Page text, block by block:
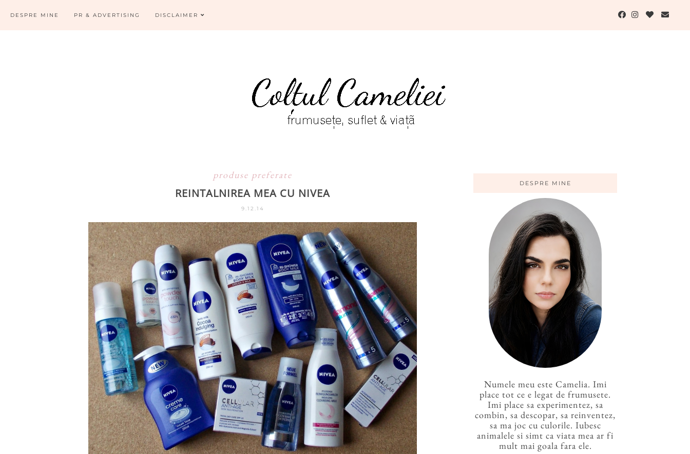
DESPRE MINE PR & ADVERTISING DISCLAIMER
produse preferate
REINTALNIREA MEA CU NIVEA
9.12.14
DESPRE MINE
Numele meu este Camelia. Imi
place tot ce e legat de frumusete.
Imi place sa experimentez, sa
combin, sa descopar, sa reinventez,
sa ma joc cu culorile. Iubesc
animalele si simt ca viata mea ar fi
mult mai goala fara ele.